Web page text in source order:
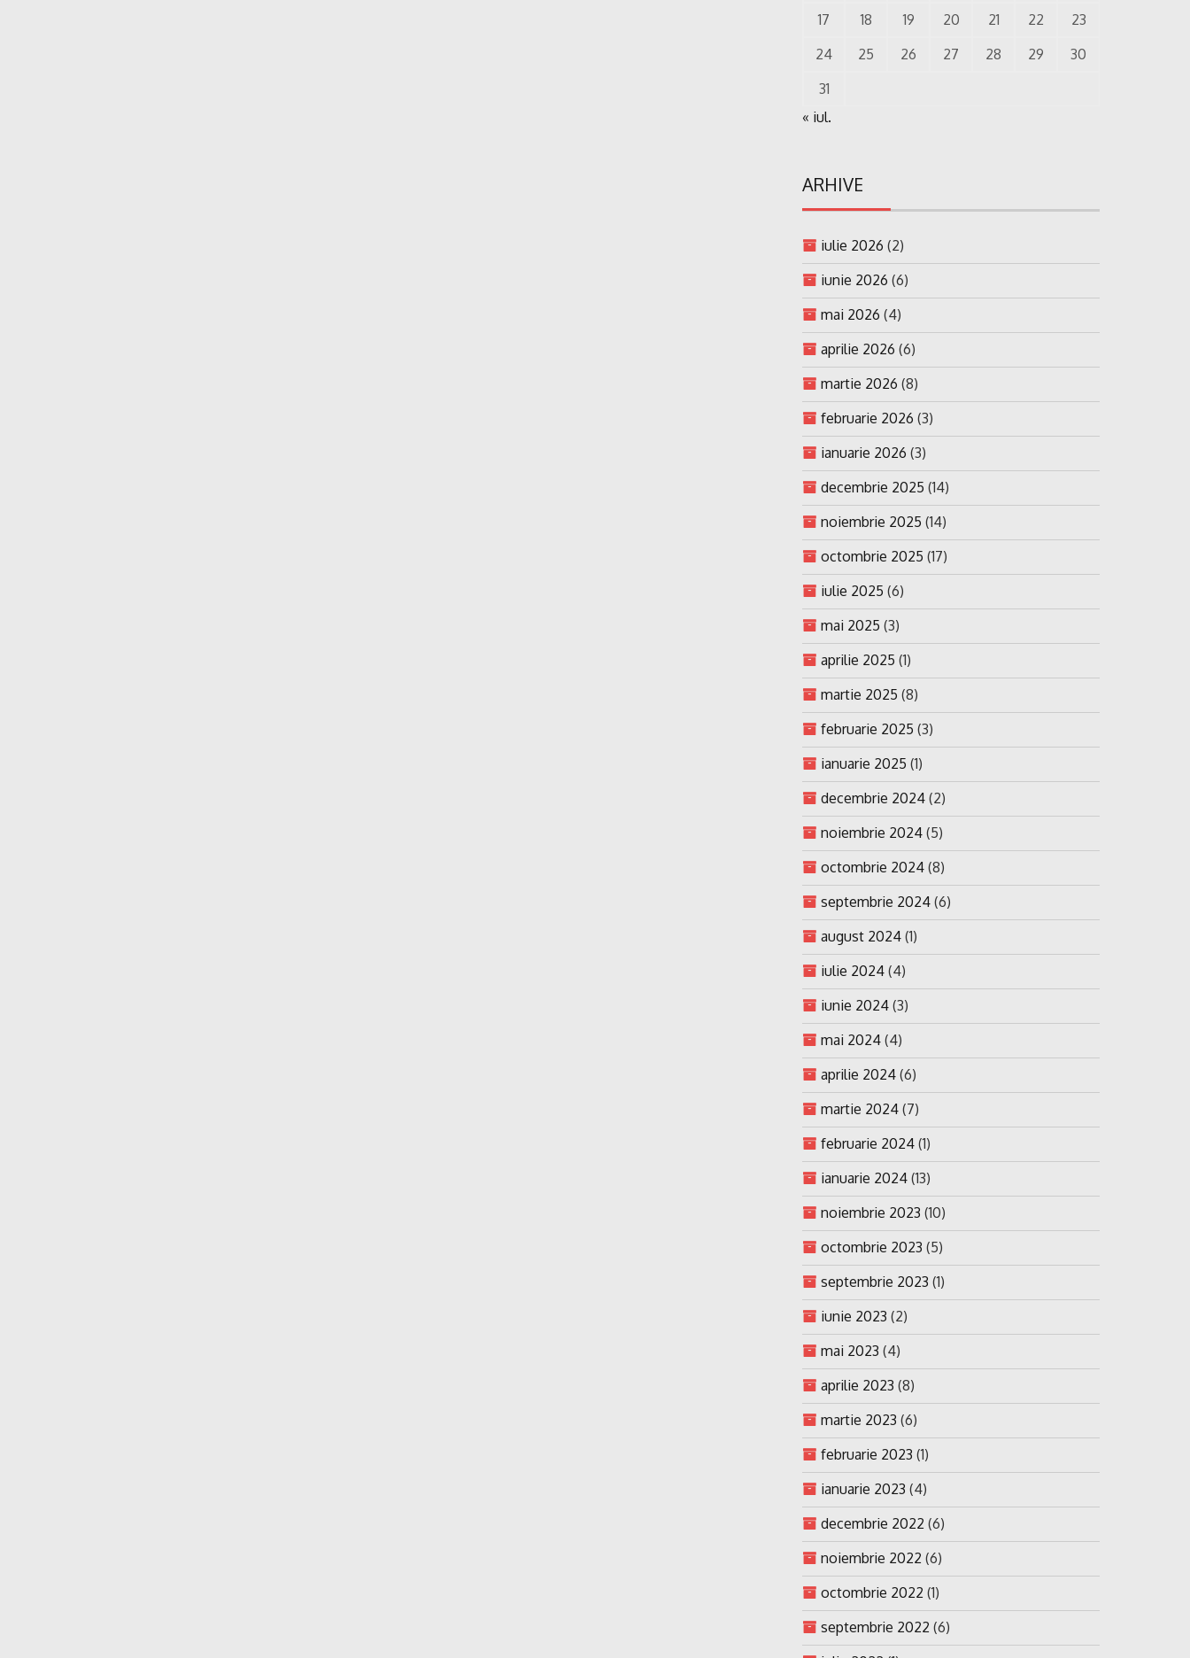
17
18 19 20 21 22
23
24
25 26 27 28 29
30
31
« iul.
ARHIVE
iulie 2026 (2)
iunie 2026 (6)
mai 2026 (4)
aprilie 2026 (6)
martie 2026 (8)
februarie 2026 (3)
ianuarie 2026 (3)
decembrie 2025 (14)
noiembrie 2025 (14)
octombrie 2025 (17)
iulie 2025 (6)
mai 2025 (3)
aprilie 2025 (1)
martie 2025 (8)
februarie 2025 (3)
ianuarie 2025 (1)
decembrie 2024 (2)
noiembrie 2024 (5)
octombrie 2024 (8)
septembrie 2024 (6)
august 2024 (1)
iulie 2024 (4)
iunie 2024 (3)
mai 2024 (4)
aprilie 2024 (6)
martie 2024 (7)
februarie 2024 (1)
ianuarie 2024 (13)
noiembrie 2023 (10)
octombrie 2023 (5)
septembrie 2023 (1)
iunie 2023 (2)
mai 2023 (4)
aprilie 2023 (8)
martie 2023 (6)
februarie 2023 (1)
ianuarie 2023 (4)
decembrie 2022 (6)
noiembrie 2022 (6)
octombrie 2022 (1)
septembrie 2022 (6)